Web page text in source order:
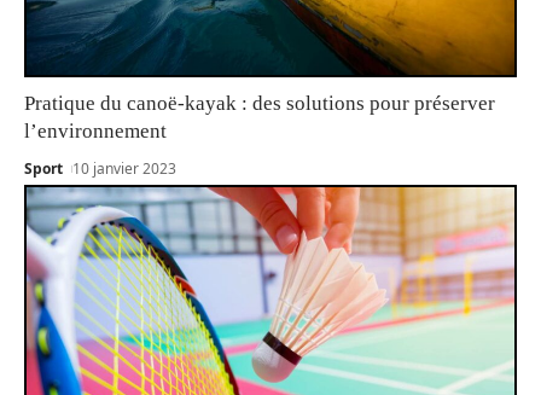
Pratique du canoë-kayak : des solutions pour préserver
l’environnement
Sport 10 janvier 2023